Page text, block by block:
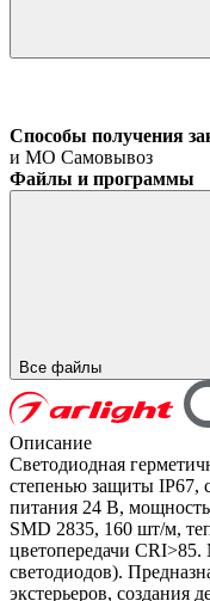
Способы получения
и МО Самовывоз
Файлы и программы
Все файлы
Описание
Светодиодная
степенью защиты IP67,
питания 24 В,
SMD 2835, 160 шт/м,
цветопередачи
светодиодов).
экстерьеров, создания